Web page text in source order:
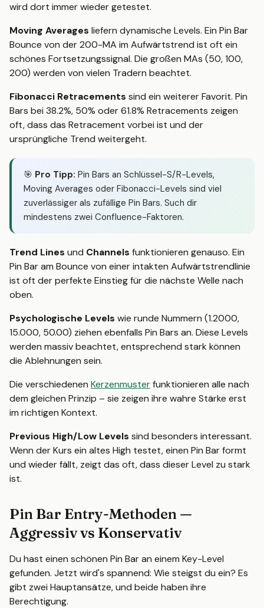
wird dort immer wieder getestet.
Moving Averages liefern dynamische Levels. Ein Pin Bar
Bounce von der 200-MA im Aufwärtstrend ist oft ein
schönes Fortsetzungssignal. Die großen MAs (50, 100,
200) werden von vielen Tradern beachtet.
Fibonacci Retracements sind ein weiterer Favorit. Pin
Bars bei 38.2%, 50% oder 61.8% Retracements zeigen
oft, dass das Retracement vorbei ist und der
ursprüngliche Trend weitergeht.
🎯 Pro Tipp: Pin Bars an Schlüssel-S/R-Levels,
Moving Averages oder Fibonacci-Levels sind viel
zuverlässiger als zufällige Pin Bars. Such dir
mindestens zwei Confluence-Faktoren.
Trend Lines und Channels funktionieren genauso. Ein
Pin Bar am Bounce von einer intakten Aufwärtstrendlinie
ist oft der perfekte Einstieg für die nächste Welle nach
oben.
Psychologische Levels wie runde Nummern (1.2000,
15.000, 50.00) ziehen ebenfalls Pin Bars an. Diese Levels
werden massiv beachtet, entsprechend stark können
die Ablehnungen sein.
Die verschiedenen Kerzenmusterfunktionieren alle nach
dem gleichen Prinzip – sie zeigen ihre wahre Stärke erst
im richtigen Kontext.
Previous High/Low Levels sind besonders interessant.
Wenn der Kurs ein altes High testet, einen Pin Bar formt
und wieder fällt, zeigt das oft, dass dieser Level zu stark
ist.
Pin Bar Entry-Methoden —
Aggressiv vs Konservativ
Du hast einen schönen Pin Bar an einem Key-Level
gefunden. Jetzt wird's spannend: Wie steigst du ein? Es
gibt zwei Hauptansätze, und beide haben ihre
Berechtigung.